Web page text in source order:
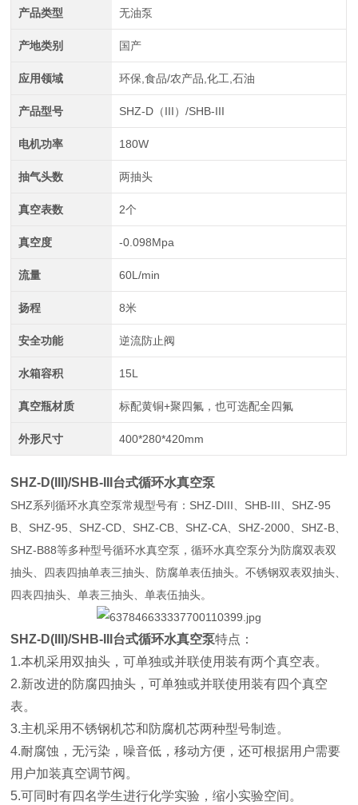
产品类型 无油泵
产地类别 国产
应用领域 环保,食品/农产品,化工,石油
产品型号 SHZ-D（III）/SHB-III
电机功率 180W
抽气头数 两抽头
真空表数 2个
真空度 -0.098Mpa
流量 60L/min
扬程 8米
安全功能 逆流防止阀
水箱容积 15L
真空瓶材质 标配黄铜+聚四氟，也可选配全四氟
外形尺寸 400*280*420mm
SHZ-D(III)/SHB-III台式循环水真空泵
SHZ系列循环水真空泵常规型号有：SHZ-DIII、SHB-III、SHZ-95
B、SHZ-95、SHZ-CD、SHZ-CB、SHZ-CA、SHZ-2000、SHZ-B、
SHZ-B88等多种型号循环水真空泵，循环水真空泵分为防腐双表双
抽头、四表四抽单表三抽头、防腐单表伍抽头。不锈钢双表双抽头、
四表四抽头、单表三抽头、单表伍抽头。
SHZ-D(III)/SHB-III台式循环水真空泵特点：
1.本机采用双抽头，可单独或并联使用装有两个真空表。
2.新改进的防腐四抽头，可单独或并联使用装有四个真空
表。
3.主机采用不锈钢机芯和防腐机芯两种型号制造。
4.耐腐蚀，无污染，噪音低，移动方便，还可根据用户需要
用户加装真空调节阀。
5.可同时有四名学生进行化学实验，缩小实验空间。